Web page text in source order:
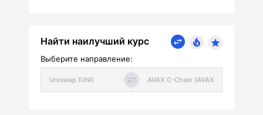
Найти наилучший курс
Выберите направление: